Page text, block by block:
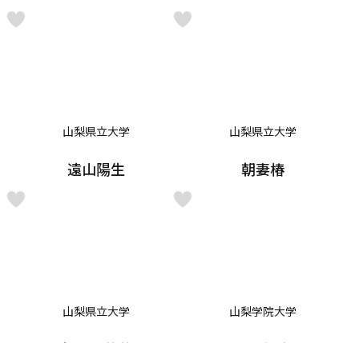
山梨県立大学
遠山陽生
山梨県立大学
朝妻椿
山梨県立大学 山梨学院大学